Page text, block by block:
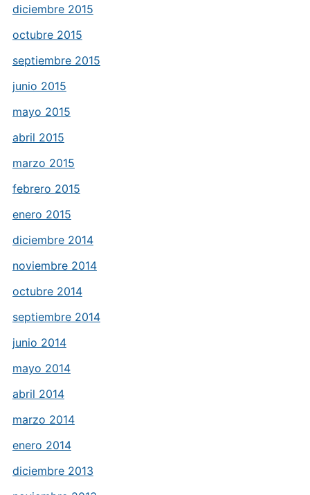
diciembre 2015
octubre 2015
septiembre 2015
junio 2015
mayo 2015
abril 2015
marzo 2015
febrero 2015
enero 2015
diciembre 2014
noviembre 2014
octubre 2014
septiembre 2014
junio 2014
mayo 2014
abril 2014
marzo 2014
enero 2014
diciembre 2013